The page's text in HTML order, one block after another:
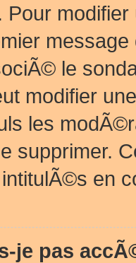
Pour
le
modifier
les
supprimer.
en
je pas